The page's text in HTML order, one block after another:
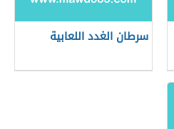
سرطان الغدد اللعابية